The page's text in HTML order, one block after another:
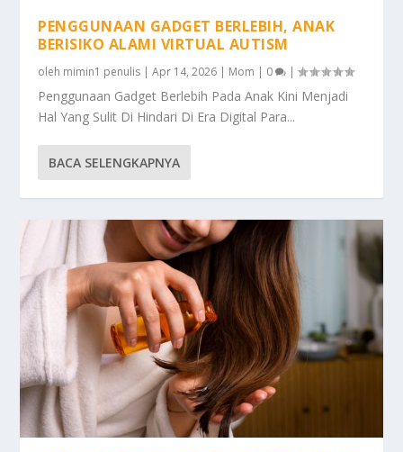
PENGGUNAAN GADGET BERLEBIH, ANAK
BERISIKO ALAMI VIRTUAL AUTISM
oleh mimin1 penulis |Apr 14, 2026 | Mom | 0 |
Penggunaan Gadget Berlebih Pada Anak Kini Menjadi
Hal Yang Sulit Di Hindari Di Era Digital Para...
BACA SELENGKAPNYA